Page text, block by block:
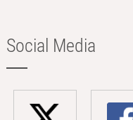
Social Media